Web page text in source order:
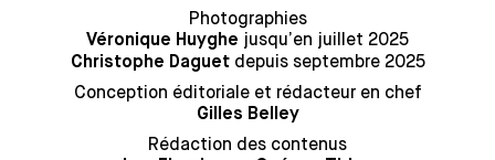
Photographies
Véronique Huyghe jusqu’en juillet 2025
Christophe Daguetdepuis septembre 2025
Conception éditoriale et rédacteur en chef
Gilles Belley
Rédaction des contenus